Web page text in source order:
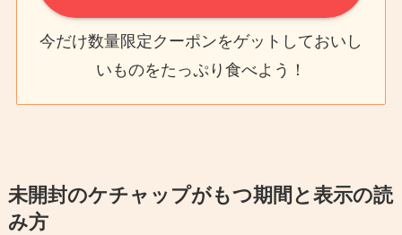
今だけ数量限定クーポンをゲットしておいし
いものをたっぷり食べよう！
未開封のケチャップがもつ期間と表示の読
み方